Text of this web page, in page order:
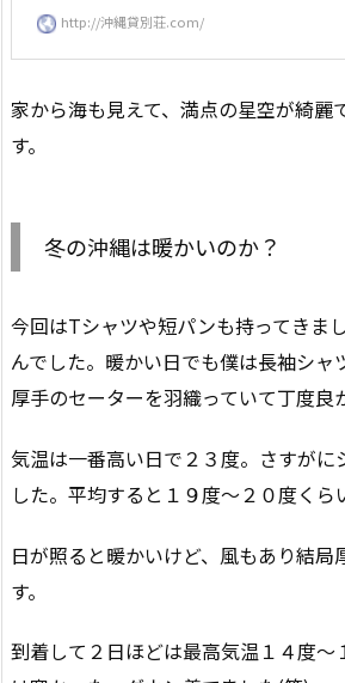
http://沖縄貸別荘.com/
家から海も見えて、満点の星空が綺麗
す。
冬の沖縄は暖かいのか？
今回はTシャツや短パンも持ってきま
んでした。暖かい日でも僕は長袖シャ
厚手のセーターを羽織っていて丁度良
気温は一番高い日で２３度。さすがに
した。平均すると１９度〜２０度くら
日が照ると暖かいけど、風もあり結局
す。
到着して２日ほどは最高気温１４度〜